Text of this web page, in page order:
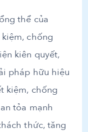
thể của
chống
kiên quyết,
pháp hữu hiệu
kiệm, chống
tỏa mạnh
thức, tăng